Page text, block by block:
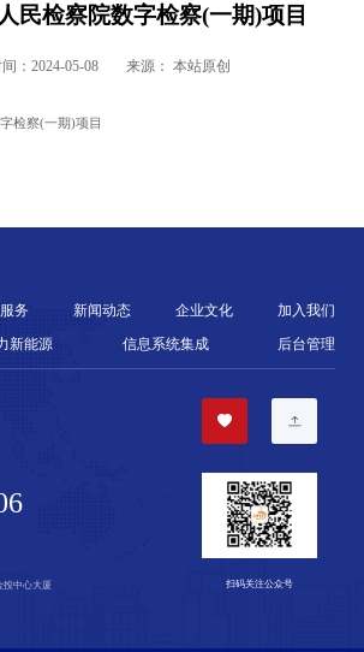
民检察院数字检察(一期)项目
：2024-05-08 来源： 本站原创
检察(一期)项目
务 新闻动态 企业文化
加入我们
新能源 信息系统集成 后台管理
投中心大厦 扫码关注公众号